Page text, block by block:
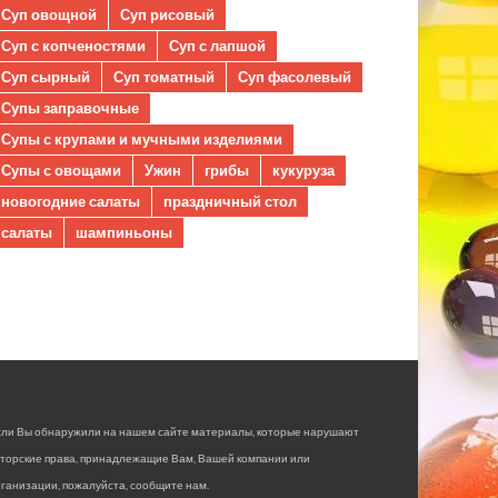
Суп овощной
Суп рисовый
Суп с копченостями
Суп с лапшой
Суп сырный
Суп томатный
Суп фасолевый
Супы заправочные
Супы с крупами и мучными изделиями
Супы с овощами
Ужин грибы
кукуруза
новогодние салаты
праздничный стол
салаты
шампиньоны
Вы обнаружили на нашем сайте материалы, которые нарушают
права, принадлежащие Вам, Вашей компании или
пожалуйста, сообщите нам.